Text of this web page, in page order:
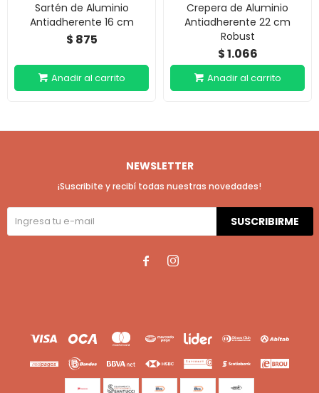
Sartén de Aluminio
Antiadherente 16 cm
$ 875
Crepera de Aluminio
Antiadherente 22 cm
Robust
$1.066
NEWSLETTER
¡Suscribite y recibí todas nuestras novedades!
SUSCRIBIRME
 